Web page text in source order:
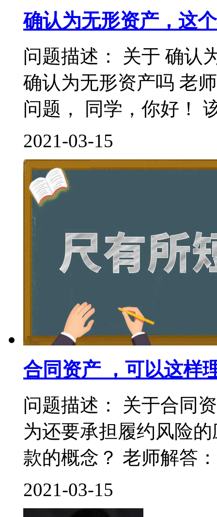
确认为无形资产，这
问题描述： 关于 确认
确认为无形资产吗 老
问题， 同学，你好！
2021-03-15
合同资产 ，可以这样
问题描述： 关于合同
为还要承担履约风险
款的概念？ 老师解答
2021-03-15